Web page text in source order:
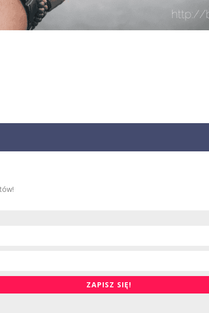
ZAPISZ SIĘ!